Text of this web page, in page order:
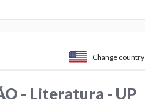
Change country
- Literatura - UP